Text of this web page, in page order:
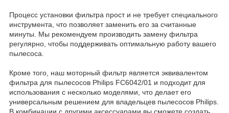
Процесс установки фильтра прост и не требует специального
инструмента, что позволяет заменить его за считанные
минуты. Мы рекомендуем производить замену фильтра
регулярно, чтобы поддерживать оптимальную работу вашего
пылесоса.
Кроме того, наш моторный фильтр является эквивалентом
фильтра для пылесосов Philips FC6042/01 и подходит для
использования с несколько моделями, что делает его
универсальным решением для владельцев пылесосов Philips.
В комбинации с другими аксессуарами вы сможете создать